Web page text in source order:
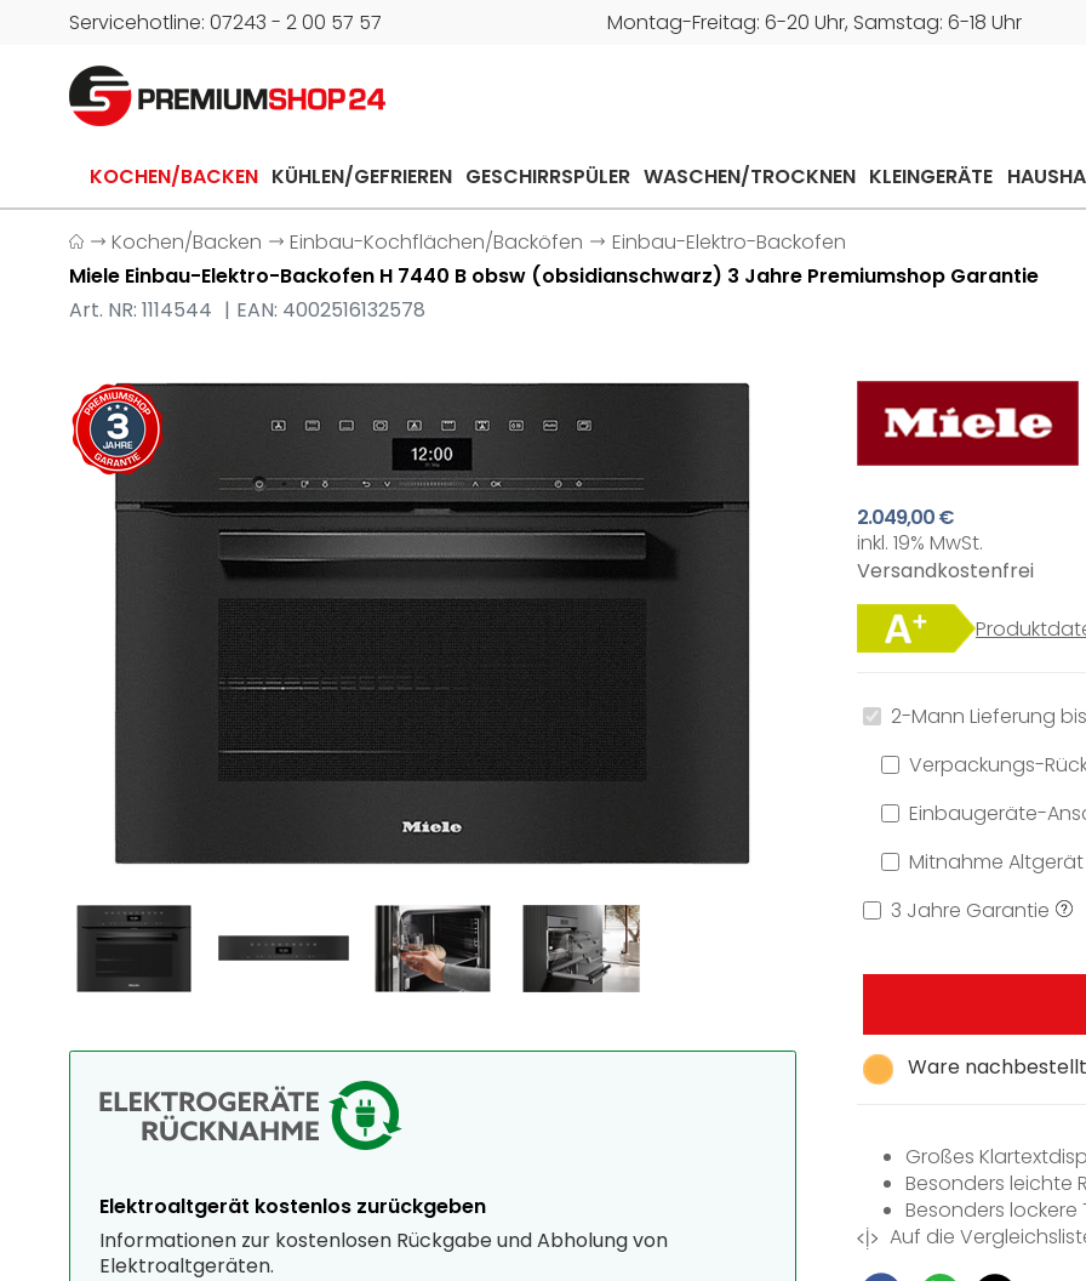
Servicehotline: 07243 - 2 00 57 57 Montag-Freitag: 6-20 Uhr, Samstag: 6-18 Uhr
KOCHEN/BACKEN KÜHLEN/GEFRIEREN GESCHIRRSPÜLER WASCHEN/TROCKNEN KLEINGERÄTE
Kochen/Backen Einbau-Kochflächen/Backöfen
Einbau-Elektro-Backofen
Miele Einbau-Elektro-Backofen H 7440 B obsw (obsidianschwarz) 3 Jahre Premiumshop Garantie
Art. NR: 1114544
EAN: 4002516132578
Elektroaltgerät kostenlos zurückgeben
Informationen zur kostenlosen Rückgabe und Abholung von
Elektroaltgeräten.
2.049,00 €
inkl. 19% MwSt.
Versandkostenfrei
Ware
2-Mann Lieferung
Verpackungs-
Einbaugeräte-
Mitnahme Altgerät
3 Jahre Garantie
Großes
Besonders leichte
Besonders
Kein Übergaren
Auf die